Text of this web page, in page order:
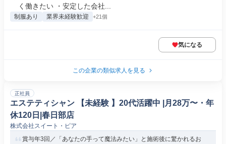
く働きたい ・安定した会社...
制服あり 業界未経験歓迎 +21個
気になる
この企業の類似求人を見る
正社員
エステティシャン 【未経験 】20代活躍中 |月28万〜・年
休120日|春日部店
株式会社スイート・ピア
賞与年3回／「あなたの手って魔法みたい」と施術後に驚かれるお